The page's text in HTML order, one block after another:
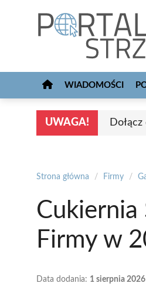
WIADOMOŚCI
UWAGA!
Strona główna / Firmy /
Cukiernia
Firmy w
Data dodania: 1 sierpnia 2026